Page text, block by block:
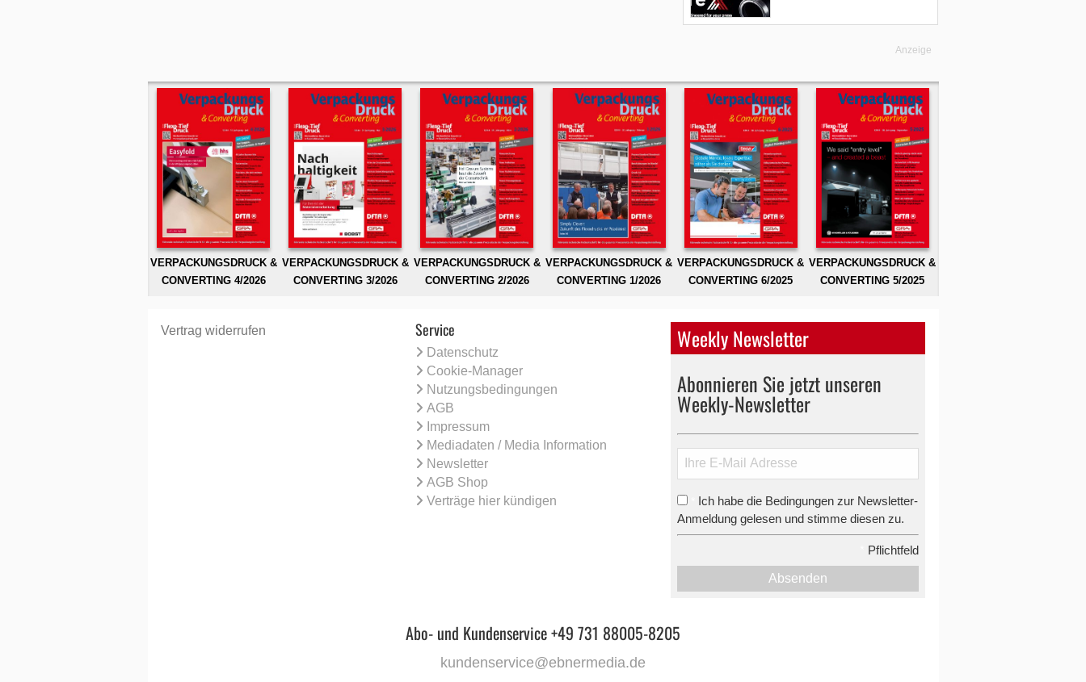
Anzeige
VERPACKUNGSDRUCK &
CONVERTING 4/2026
VERPACKUNGSDRUCK &
CONVERTING 3/2026
VERPACKUNGSDRUCK &
CONVERTING 2/2026
VERPACKUNGSDRUCK &
CONVERTING 1/2026
VERPACKUNGSDRUCK &
CONVERTING 6/2025
VERPACKUNGSDRUCK &
CONVERTING 5/2025
Vertrag widerrufen Service
Datenschutz
Cookie-Manager
Nutzungsbedingungen
AGB
Impressum
Mediadaten / Media Information
Newsletter
AGB Shop
Verträge hier kündigen
Weekly Newsletter
Abonnieren Sie jetzt unseren
Weekly-Newsletter
Ich habe die Bedingungen zur Newsletter-
Anmeldung gelesen und stimme diesen zu.
Pflichtfeld
Absenden
Abo- und Kundenservice +49 731 88005-8205
kundenservice@ebnermedia.de